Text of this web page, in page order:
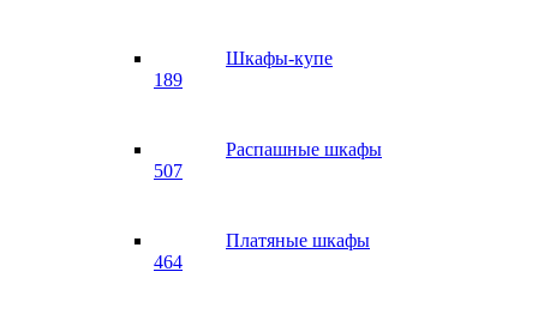
Шкафы-купе
189
Распашные шкафы
507
Платяные шкафы
464